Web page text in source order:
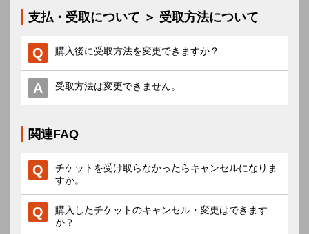
支払・受取について ＞ 受取方法について
購入後に受取方法を変更できますか？
受取方法は変更できません。
関連FAQ
チケットを受け取らなかったらキャンセルになりま
すか。
購入したチケットのキャンセル・変更はできます
か？